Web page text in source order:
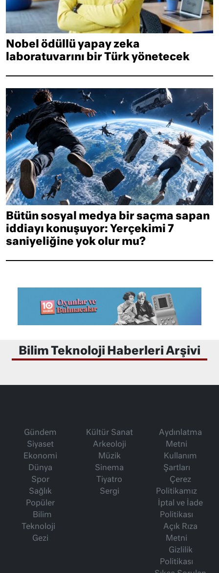
Nobel ödüllü yapay zeka
laboratuvarını bir Türk yönetecek
Bütün sosyal medya bir saçma sapan
iddiayı konuşuyor: Yerçekimi 7
saniyeliğine yok olur mu?
Bilim Teknoloji Haberleri Arşivi
Gündem
Siyaset
Ekonomi
Dünya
Spor
Sağlık
Popüler
Bilim
Teknoloji
Gezi
Kültür Sanat
Arkeoloji
Müzik
Sinema
Tiyatro
Sergi
Aydınlatma
Metni
Kullanım
Şartları
Çerez
Politikamız
İptal ve İade
Politikası
Açık Rıza
Metni
Gizlilik
Politikası